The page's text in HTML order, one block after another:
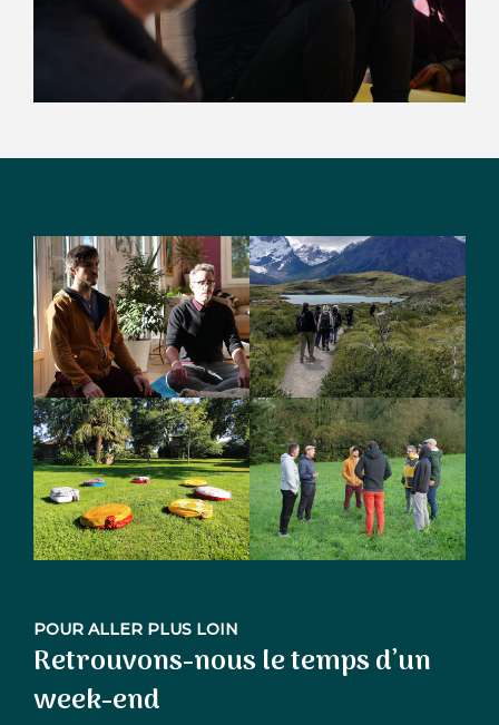
POUR ALLER PLUS LOIN
Retrouvons-nous le temps d’un
week-end